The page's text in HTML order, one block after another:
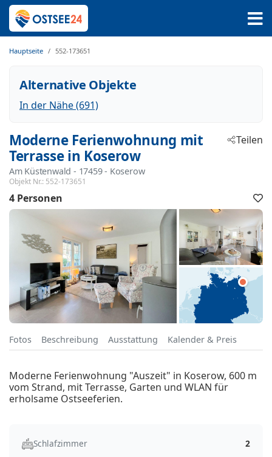
Hauptseite 552-173651
Alternative Objekte
In der Nähe (691)
Moderne Ferienwohnung mit
Terrasse in Koserow
Am Küstenwald - 17459 - Koserow
Objekt Nr.: 552-173651
Teilen
4 Personen
Fotos Beschreibung Ausstattung Kalender & Preis
Moderne Ferienwohnung "Auszeit" in Koserow, 600 m
vom Strand, mit Terrasse, Garten und WLAN für
erholsame Ostseeferien.
Schlafzimmer
2